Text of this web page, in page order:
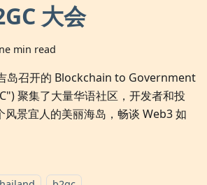
大会
min read
岛召开的 Blockchain to Government
聚集了大量华语社区，开发者和投
风景宜人的美丽海岛，畅谈 Web3 如